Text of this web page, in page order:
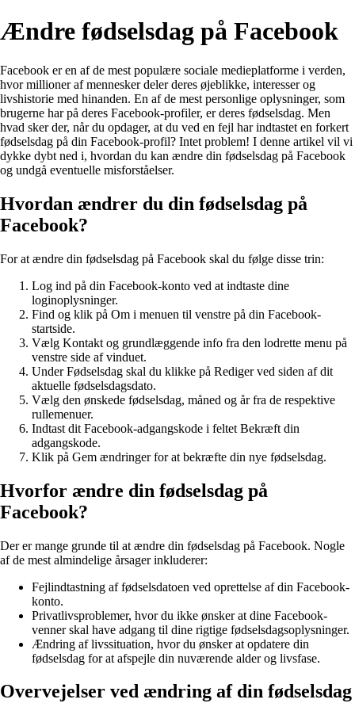
Ændre fødselsdag på Facebook
Facebook er en af de mest populære sociale medieplatforme i verden,
hvor millioner af mennesker deler deres øjeblikke, interesser og
livshistorie med hinanden. En af de mest personlige oplysninger, som
brugerne har på deres Facebook-profiler, er deres fødselsdag. Men
hvad sker der, når du opdager, at du ved en fejl har indtastet en forkert
fødselsdag på din Facebook-profil? Intet problem! I denne artikel vil vi
dykke dybt ned i, hvordan du kan ændre din fødselsdag på Facebook
og undgå eventuelle misforståelser.
Hvordan ændrer du din fødselsdag på
Facebook?
For at ændre din fødselsdag på Facebook skal du følge disse trin:
Log ind på din Facebook-konto ved at indtaste dine
loginoplysninger.
Find og klik på Om i menuen til venstre på din Facebook-
startside.
Vælg Kontakt og grundlæggende info fra den lodrette menu på
venstre side af vinduet.
Under Fødselsdag skal du klikke på Rediger ved siden af ​​dit
aktuelle fødselsdagsdato.
Vælg den ønskede fødselsdag, måned og år fra de respektive
rullemenuer.
Indtast dit Facebook-adgangskode i feltet Bekræft din
adgangskode.
Klik på Gem ændringer for at bekræfte din nye fødselsdag.
Hvorfor ændre din fødselsdag på
Facebook?
Der er mange grunde til at ændre din fødselsdag på Facebook. Nogle
af de mest almindelige årsager inkluderer:
Fejlindtastning af fødselsdatoen ved oprettelse af din Facebook-
konto.
Privatlivsproblemer, hvor du ikke ønsker at dine Facebook-
venner skal have adgang til dine rigtige fødselsdagsoplysninger.
Ændring af livssituation, hvor du ønsker at opdatere din
fødselsdag for at afspejle din nuværende alder og livsfase.
Overvejelser ved ændring af din fødselsdag